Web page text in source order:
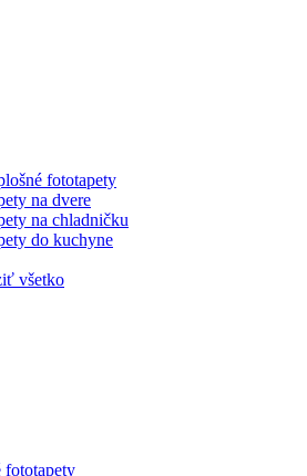
fototapety
na dvere
na chladničku
do kuchyne
všetko
fototapety